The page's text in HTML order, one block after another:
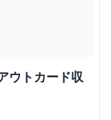
ウトカード収